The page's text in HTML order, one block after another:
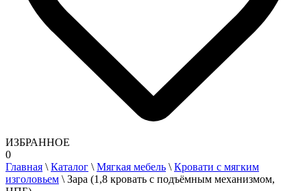
ИЗБРАННОЕ
0
Главная \ Каталог \ Мягкая мебель \ Кровати с мягким
изголовьем \ Зара (1,8 кровать с подъёмным механизмом,